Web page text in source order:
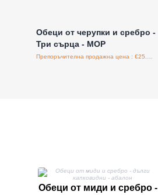
Обеци от черупки и сребро -
Три сърца - MOP
Обеци от миди и сребро -